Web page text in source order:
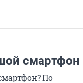
смартфон
По